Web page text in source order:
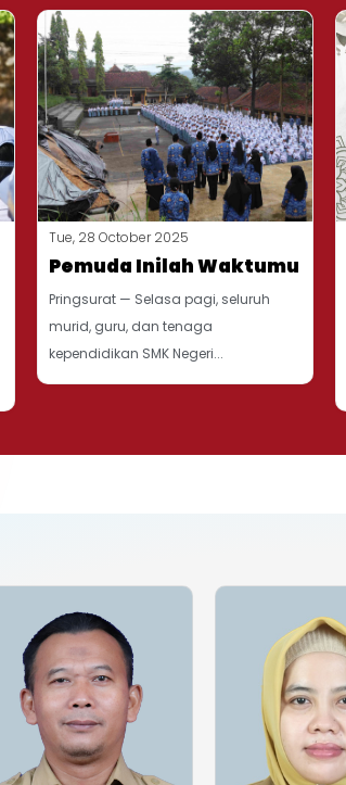
Tue, 28 October 2025
Pemuda Inilah Waktumu
Pringsurat — Selasa pagi, seluruh
murid, guru, dan tenaga
kependidikan SMK Negeri...